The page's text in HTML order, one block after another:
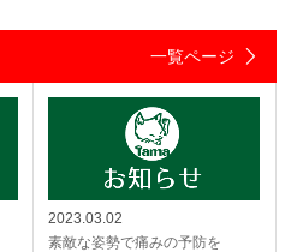
一覧ページ
2023.03.02
素敵な姿勢で痛みの予防を